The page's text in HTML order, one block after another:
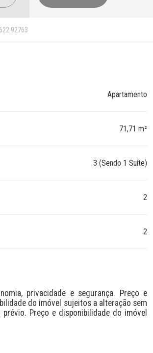
92763
Apartamento
71,71 m²
3 (Sendo 1 Suíte)
2
2
privacidade e segurança. Preço e
do imóvel sujeitos a alteração sem
Preço e disponibilidade do imóvel